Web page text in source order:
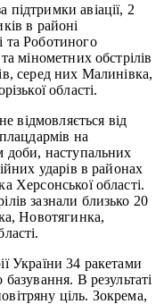
підтримки авіації, 2
в районі
та Роботиного
мінометних обстрілів
серед них Малинівка,
області.
відмовляється від
на
доби, наступальних
ударів в районах
Херсонської області.
зазнали близько 20
Новотягинка,
України 34 ракетами
В результаті
ціль. Зокрема,